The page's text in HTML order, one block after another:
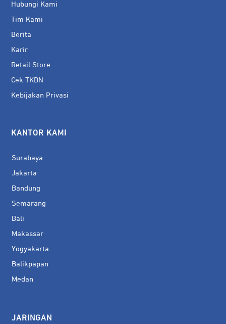
Hubungi Kami
Tim Kami
Berita
Karir
Retail Store
Cek TKDN
Kebijakan Privasi
KANTOR KAMI
Surabaya
Jakarta
Bandung
Semarang
Bali
Makassar
Yogyakarta
Balikpapan
Medan
JARINGAN